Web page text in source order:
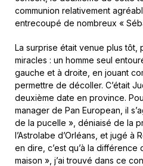
communion relativement
entrecoupé de nombreux «
La surprise était venue plus tôt,
miracles : un homme seul
gauche et à droite, en jouant
permettre de décoller. C’était
deuxième date en province.
manager de Pan European, il
de la pucelle », déniaisé de la
l’Astrolabe d’Orléans, et jugé à
en dire, c’est qu’à la différence
maison », j’ai trouvé dans ce